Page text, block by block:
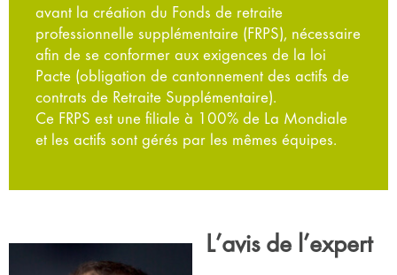
avant la création du Fonds de retraite
professionnelle supplémentaire (FRPS), nécessaire
afin de se conformer aux exigences de la loi
Pacte (obligation de cantonnement des actifs de
contrats de Retraite Supplémentaire).
Ce FRPS est une filiale à 100% de La Mondiale
et les actifs sont gérés par les mêmes équipes.
L’avis de l’expert